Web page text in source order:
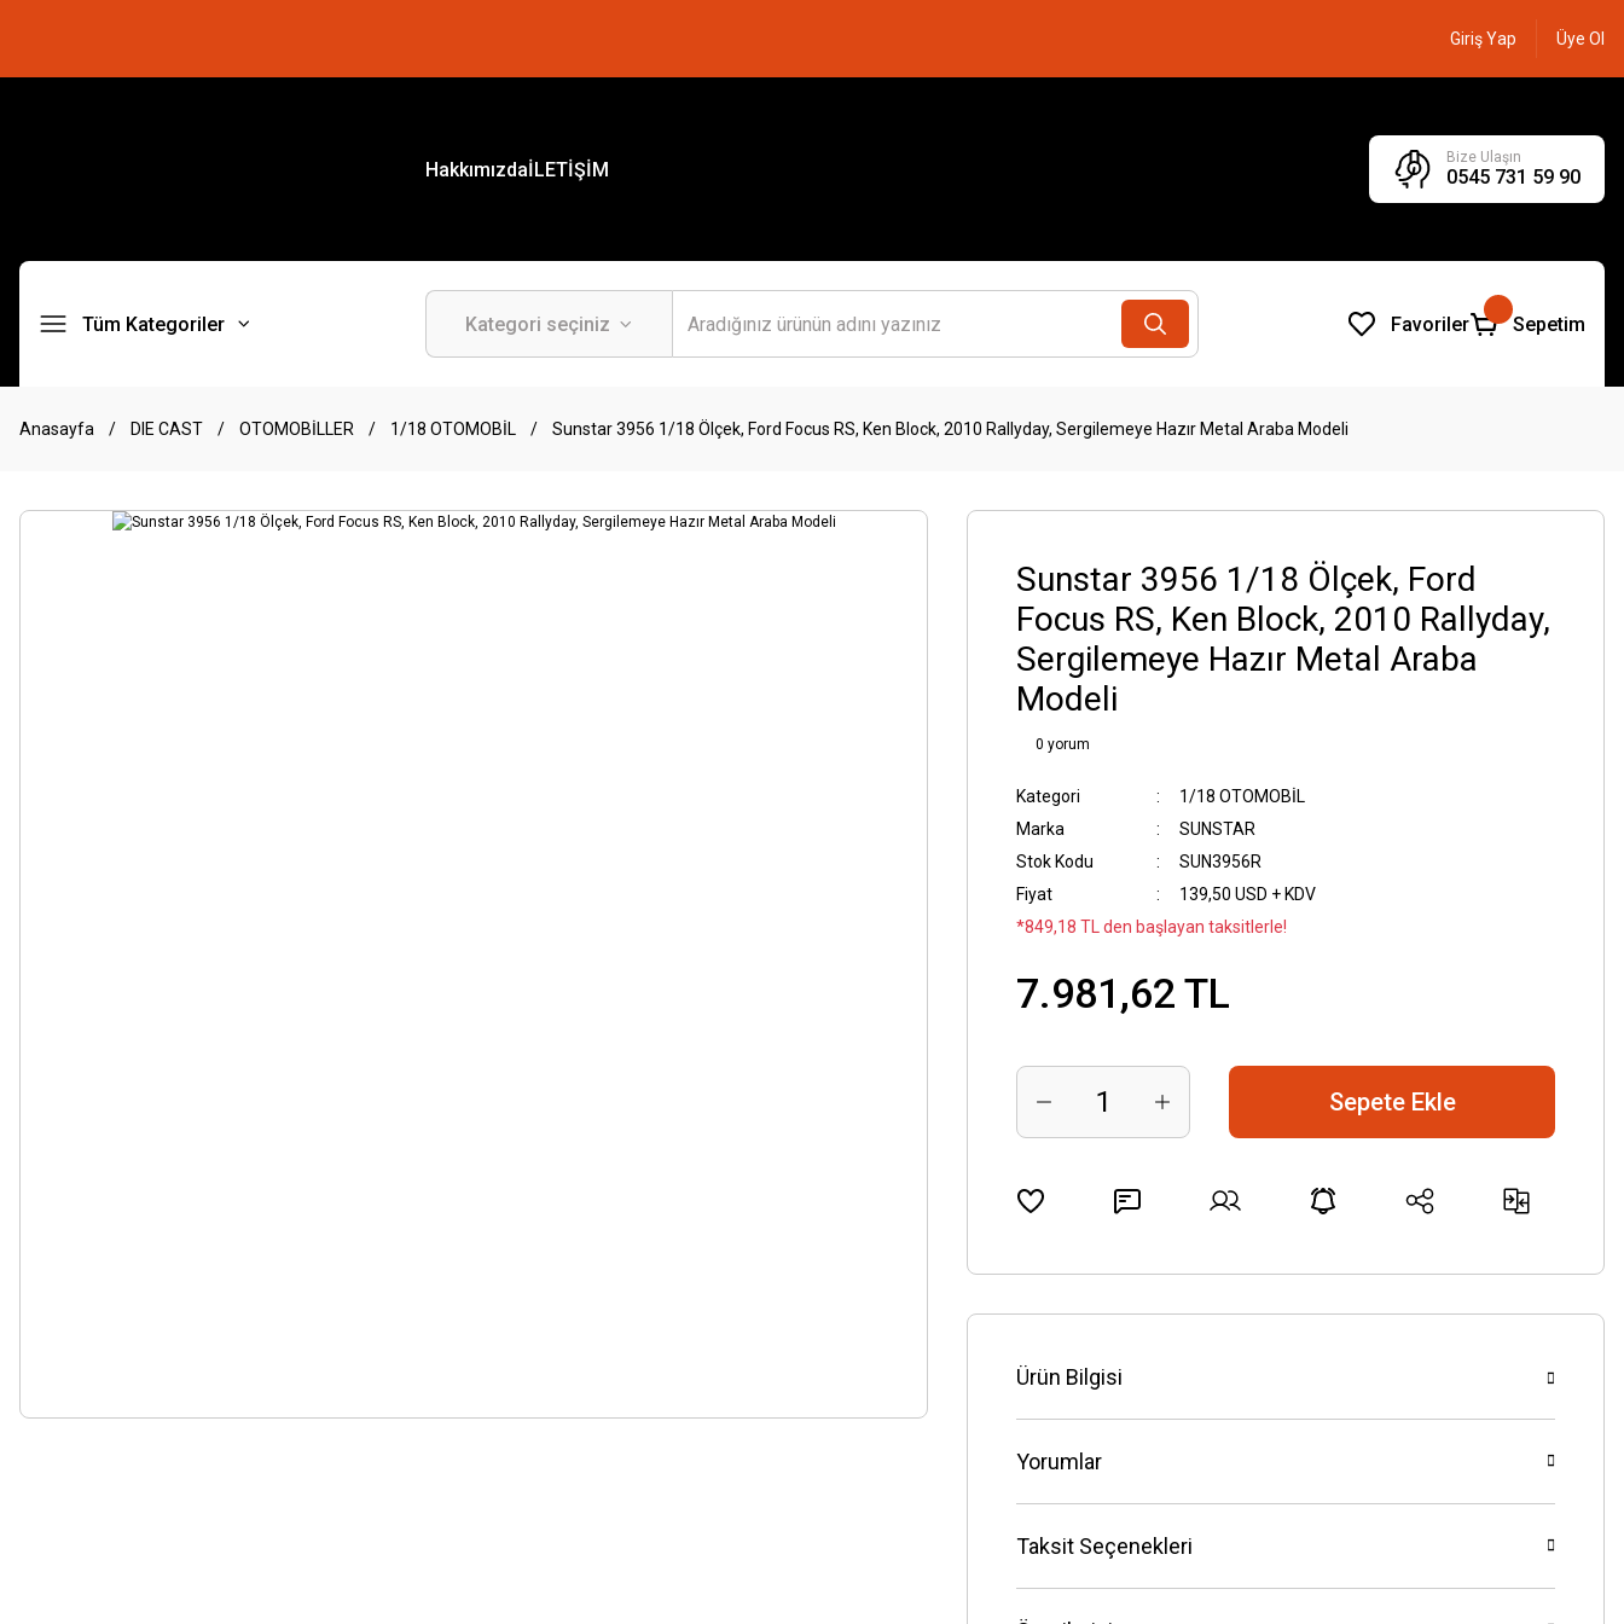
Giriş Yap Üye Ol
HakkımızdaİLETİŞİM
Bize Ulaşın
0545 731 59 90
Tüm Kategoriler Favoriler Sepetim
Anasayfa DIE CAST OTOMOBİLLER 1/18 OTOMOBİL Sunstar 3956 1/18 Ölçek, Ford Focus RS, Ken Block, 2010 Rallyday, Sergilemeye Hazır Metal Araba Modeli
Sunstar 3956 1/18 Ölçek, Ford
Focus RS, Ken Block, 2010 Rallyday,
Sergilemeye Hazır Metal Araba
Modeli
0 yorum
Kategori
1/18 OTOMOBİL
Marka
SUNSTAR
Stok Kodu
SUN3956R
Fiyat
139,50 USD + KDV
*849,18 TL den başlayan taksitlerle!
7.981,62 TL
Sepete Ekle
Ürün Bilgisi
Yorumlar
Taksit Seçenekleri